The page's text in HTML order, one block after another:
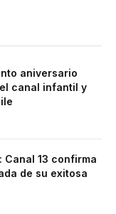
aniversario
canal infantil y
Canal 13 confirma
de su exitosa